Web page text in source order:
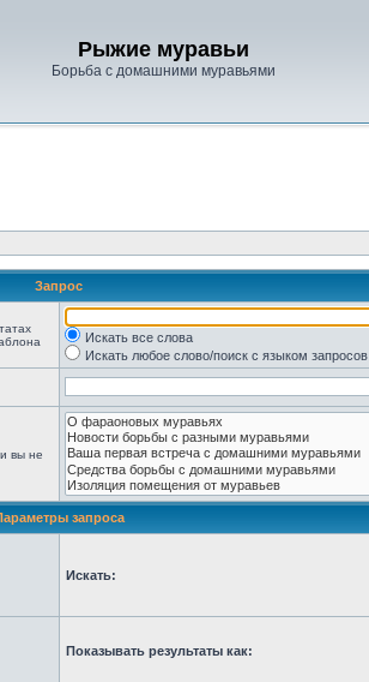
Рыжие муравьи
Борьба с домашними муравьями
Запрос
Искать все слова
Искать любое слово/поиск с языком запросов
вы не
запроса
Искать:
Показывать результаты как: